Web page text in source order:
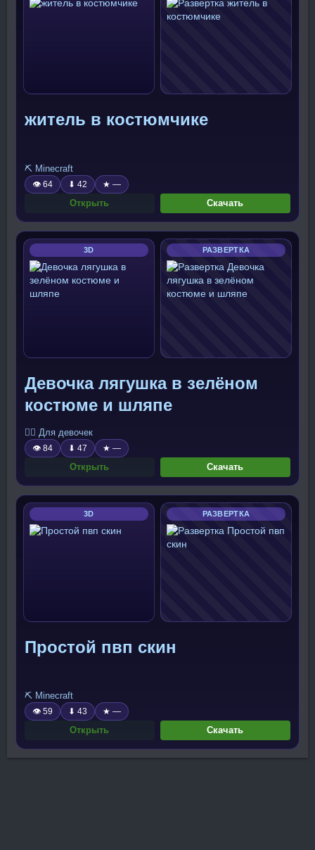
житель в костюмчике
⛏️ Minecraft
👁 64 ⬇ 42 ★ —
Открыть Скачать
3D РАЗВЕРТКА
Девочка лягушка в зелёном
костюме и шляпе
🧍‍♀️ Для девочек
👁 84 ⬇ 47 ★ —
Открыть Скачать
3D РАЗВЕРТКА
Простой пвп скин
⛏️ Minecraft
👁 59 ⬇ 43 ★ —
Открыть Скачать